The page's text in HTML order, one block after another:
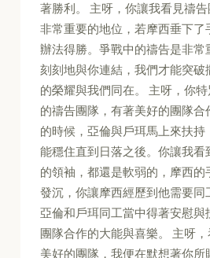
著勝利。 主呀，你讓我看見禱
非常重要的地位，若摩西垂下了
辦法得勝。爭戰中的禱告是非常
刻刻地與你連結，我們才能突破
的榮耀與我們同在。 主呀，你
的禱告團隊，有著美好的團隊
的時候，亞倫與戶珥馬上來扶
能穩住直到日落之後。你讓我看
的領袖，都還是軟弱的，摩西的
發沉，你讓摩西經歷到他需要同
亞倫和戶珥同工當中得著安慰與
團隊合作的大能與喜樂。 主呀
美好的團隊，我便在默想著你